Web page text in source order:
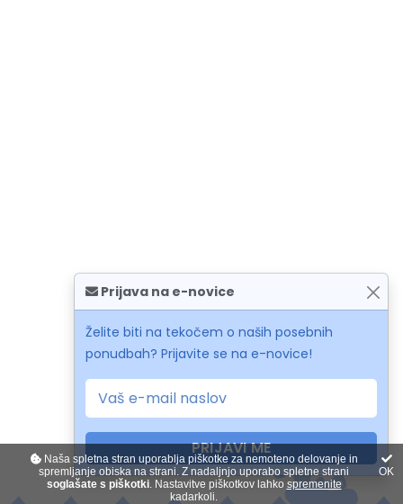
Prijava na e-novice
Želite biti na tekočem o naših posebnih
ponudbah? Prijavite se na e-novice!
PRIJAVI ME
Naša spletna stran uporablja piškotke za nemoteno delovanje in
spremljanje obiska na strani. Z nadaljnjo uporabo spletne strani
soglašate s piškotki. Nastavitve piškotkov lahko spremenite
kadarkoli.
OK